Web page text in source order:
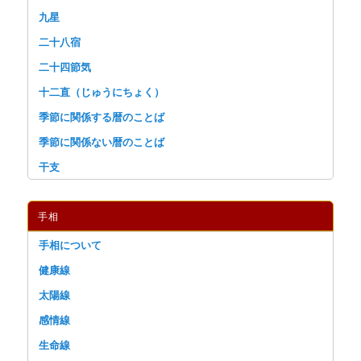
九星
二十八宿
二十四節気
十二直（じゅうにちょく）
季節に関係する暦のことば
季節に関係ない暦のことば
干支
手相
手相について
健康線
太陽線
感情線
生命線